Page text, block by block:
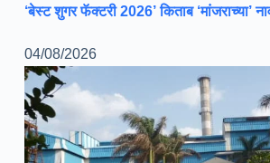
‘बेस्ट शुगर फॅक्टरी 2026’ किताब ‘मांजराच्या’
04/08/2026